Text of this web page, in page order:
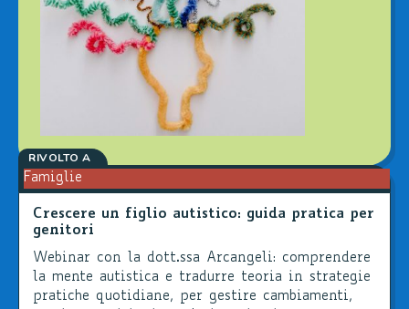
RIVOLTO A
Famiglie
Crescere un figlio autistico: guida pratica per
genitori
Webinar con la dott.ssa Arcangeli: comprendere
la mente autistica e tradurre teoria in strategie
pratiche quotidiane, per gestire cambiamenti,